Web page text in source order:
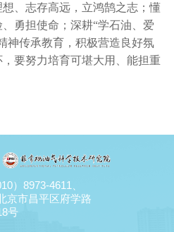
、志存高远，立鸿鹄之志；懂
勇担使命；深耕“学石油、爱
神传承教育，积极营造良好氛
要努力培育可堪大用、能担重
）8973-4611、
市昌平区府学路
号